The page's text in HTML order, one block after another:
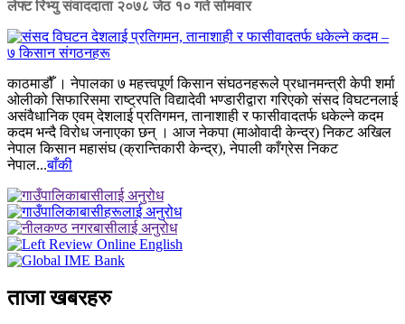
लेफ्ट रिभ्यु संवाददाता २०७८ जेठ १० गते सोमवार
काठमाडौँ । नेपालका ७ महत्त्वपूर्ण किसान संघठनहरूले प्रधानमन्त्री केपी शर्मा
ओलीको सिफारिसमा राष्ट्रपति विद्यादेवी भण्डारीद्वारा गरिएको संसद विघटनलाई
असंवैधानिक एवम् देशलाई प्रतिगमन, तानाशाही र फासीवादतर्फ धकेल्ने कदम
कदम भन्दै विरोध जनाएका छन् । आज नेकपा (माओवादी केन्द्र) निकट अखिल
नेपाल किसान महासंघ (क्रान्तिकारी केन्द्र), नेपाली काँग्रेस निकट
नेपाल...बाँकी
ताजा खबरहरु